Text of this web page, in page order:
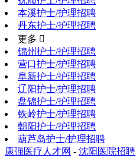
本溪护士/护理招聘
丹东护士/护理招聘
更多 
锦州护士/护理招聘
营口护士/护理招聘
阜新护士/护理招聘
辽阳护士/护理招聘
盘锦护士/护理招聘
铁岭护士/护理招聘
朝阳护士/护理招聘
葫芦岛护士/护理招聘
康强医疗人才网 - 沈阳医院招聘